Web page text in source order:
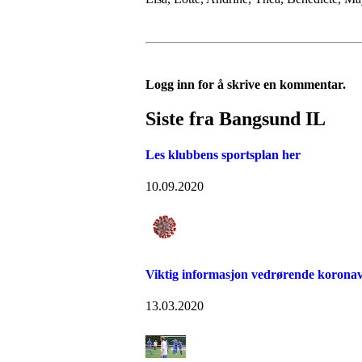
Logg inn for å skrive en kommentar.
Siste fra Bangsund IL
Les klubbens sportsplan her
10.09.2020
Viktig informasjon vedrørende
13.03.2020